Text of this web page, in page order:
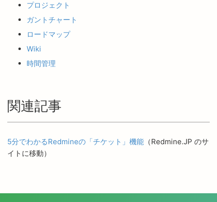
プロジェクト
ガントチャート
ロードマップ
Wiki
時間管理
関連記事
5分でわかるRedmineの「チケット」機能 （Redmine.JP のサ
イトに移動）